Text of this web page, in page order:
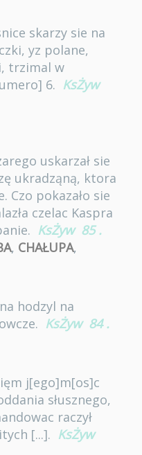
skarzy sie na
yz polane,
trzimal w
6. KsŻyw
uskarzał sie
ukradząną, ktora
Czo pokazało sie
czelac Kaspra
KsŻyw 85 .
, CHAŁUPA,
hodzyl na
KsŻyw 84 .
j[ego]m[os]c
słusznego,
raczył
[...]. KsŻyw